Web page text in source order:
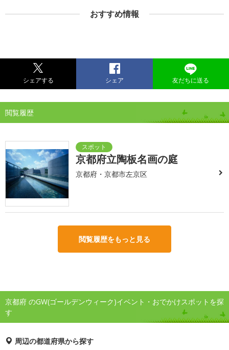
おすすめ情報
シェアする シェア 友だちに送る
閲覧履歴
京都府立陶板名画の庭
京都府・京都市左京区
閲覧履歴をもっと見る
京都府 のGW(ゴールデンウィーク)イベント・おでかけスポットを探
す
周辺の都道府県から探す